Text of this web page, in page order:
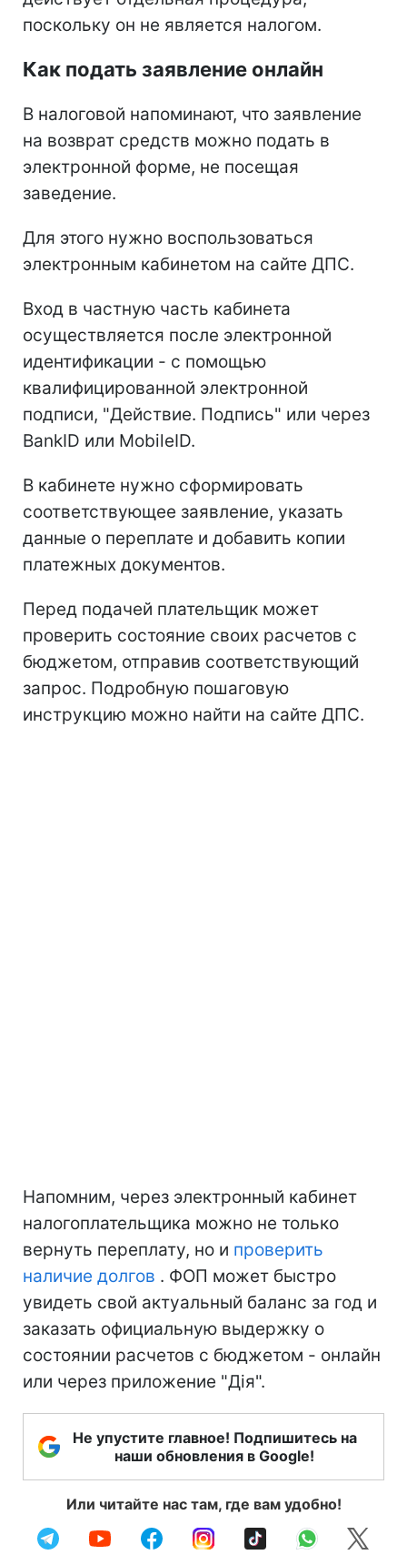
поскольку он не является налогом.
Как подать заявление онлайн
В налоговой напоминают, что заявление
на возврат средств можно подать в
электронной форме, не посещая
заведение.
Для этого нужно воспользоваться
электронным кабинетом на сайте ДПС.
Вход в частную часть кабинета
осуществляется после электронной
идентификации - с помощью
квалифицированной электронной
подписи, "Действие. Подпись" или через
BankID или MobileID.
В кабинете нужно сформировать
соответствующее заявление, указать
данные о переплате и добавить копии
платежных документов.
Перед подачей плательщик может
проверить состояние своих расчетов с
бюджетом, отправив соответствующий
запрос. Подробную пошаговую
инструкцию можно найти на сайте ДПС.
Напомним, через электронный кабинет
налогоплательщика можно не только
вернуть переплату, но и проверить
наличие долгов . ФОП может быстро
увидеть свой актуальный баланс за год и
заказать официальную выдержку о
состоянии расчетов с бюджетом - онлайн
или через приложение "Дія".
Не упустите главное! Подпишитесь на
наши обновления в Google!
Или читайте нас там, где вам удобно!